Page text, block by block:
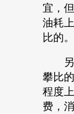
宜，
油耗
比的。
另
攀比
程度
费，